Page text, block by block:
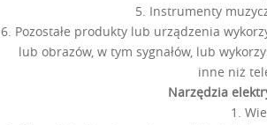
5. Instrumenty
6. Pozostałe produkty lub urządzenia
lub obrazów, w tym sygnałów, lub
inne niż
Narzędzia
1.